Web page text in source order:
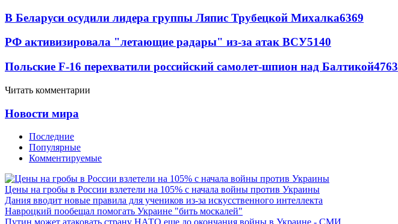
В Беларуси осудили лидера группы Ляпис Трубецкой Михалка6369
РФ активизировала "летающие радары" из-за атак ВСУ5140
Польские F-16 перехватили российский самолет-шпион над Балтикой4763
Читать комментарии
Новости мира
Последние
Популярные
Комментируемые
Цены на гробы в России взлетели на 105% с начала войны против Украины
Дания вводит новые правила для учеников из-за искусственного интеллекта
Навроцкий пообещал помогать Украине "бить москалей"